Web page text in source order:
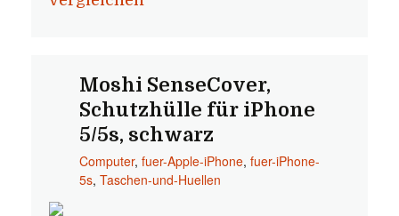
Moshi SenseCover,
Schutzhülle für iPhone
5/5s, schwarz
Computer, fuer-Apple-iPhone, fuer-iPhone-
5s, Taschen-und-Huellen